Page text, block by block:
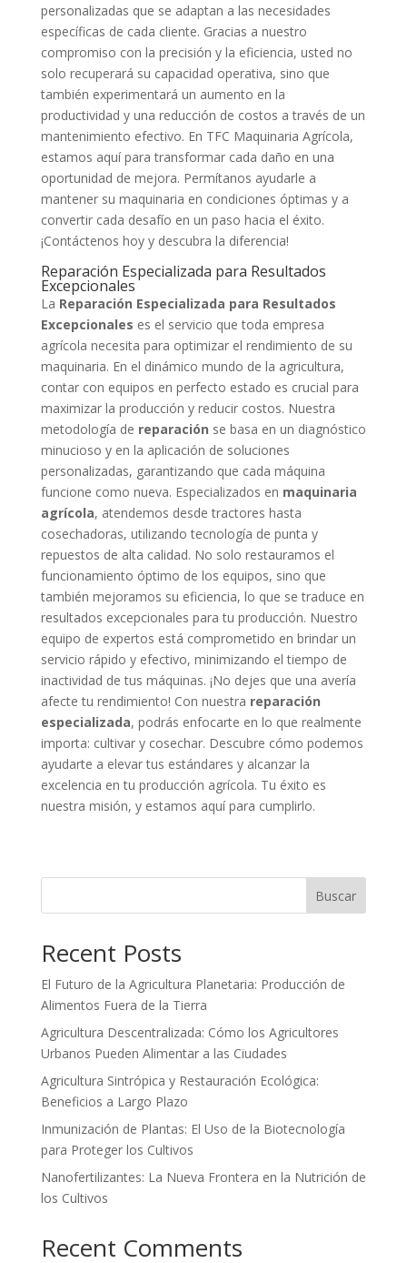
personalizadas que se adaptan a las necesidades
específicas de cada cliente. Gracias a nuestro
compromiso con la precisión y la eficiencia, usted no
solo recuperará su capacidad operativa, sino que
también experimentará un aumento en la
productividad y una reducción de costos a través de un
mantenimiento efectivo. En TFC Maquinaria Agrícola,
estamos aquí para transformar cada daño en una
oportunidad de mejora. Permítanos ayudarle a
mantener su maquinaria en condiciones óptimas y a
convertir cada desafío en un paso hacia el éxito.
¡Contáctenos hoy y descubra la diferencia!
Reparación Especializada para Resultados
Excepcionales
La Reparación Especializada para Resultados
Excepcionales es el servicio que toda empresa
agrícola necesita para optimizar el rendimiento de su
maquinaria. En el dinámico mundo de la agricultura,
contar con equipos en perfecto estado es crucial para
maximizar la producción y reducir costos. Nuestra
metodología de reparación se basa en un diagnóstico
minucioso y en la aplicación de soluciones
personalizadas, garantizando que cada máquina
funcione como nueva. Especializados en maquinaria
agrícola, atendemos desde tractores hasta
cosechadoras, utilizando tecnología de punta y
repuestos de alta calidad. No solo restauramos el
funcionamiento óptimo de los equipos, sino que
también mejoramos su eficiencia, lo que se traduce en
resultados excepcionales para tu producción. Nuestro
equipo de expertos está comprometido en brindar un
servicio rápido y efectivo, minimizando el tiempo de
inactividad de tus máquinas. ¡No dejes que una avería
afecte tu rendimiento! Con nuestra reparación
especializada, podrás enfocarte en lo que realmente
importa: cultivar y cosechar. Descubre cómo podemos
ayudarte a elevar tus estándares y alcanzar la
excelencia en tu producción agrícola. Tu éxito es
nuestra misión, y estamos aquí para cumplirlo.
Buscar
Recent Posts
El Futuro de la Agricultura Planetaria: Producción de
Alimentos Fuera de la Tierra
Agricultura Descentralizada: Cómo los Agricultores
Urbanos Pueden Alimentar a las Ciudades
Agricultura Sintrópica y Restauración Ecológica:
Beneficios a Largo Plazo
Inmunización de Plantas: El Uso de la Biotecnología
para Proteger los Cultivos
Nanofertilizantes: La Nueva Frontera en la Nutrición de
los Cultivos
Recent Comments